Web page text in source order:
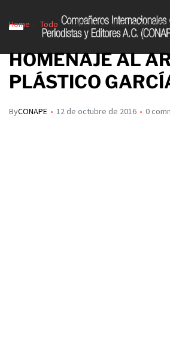
Home Todo HOMENAJE AL ARTISTA
HOMENAJE AL
PLÁSTICO
ByCONAPE 12 de octubre de 2016 0